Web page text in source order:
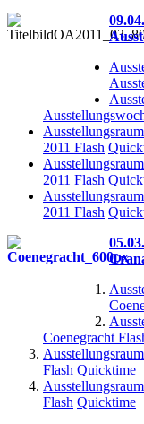
2011 Flash
2011 Flash
2011 Flash
Coenegracht
Flash Quicktime
Flash Quicktime